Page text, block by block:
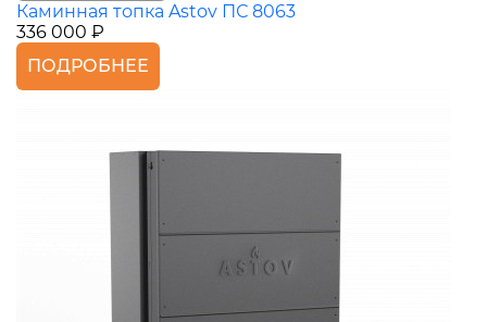
Каминная топка Astov ПС 8063
336 000 ₽
ПОДРОБНЕЕ